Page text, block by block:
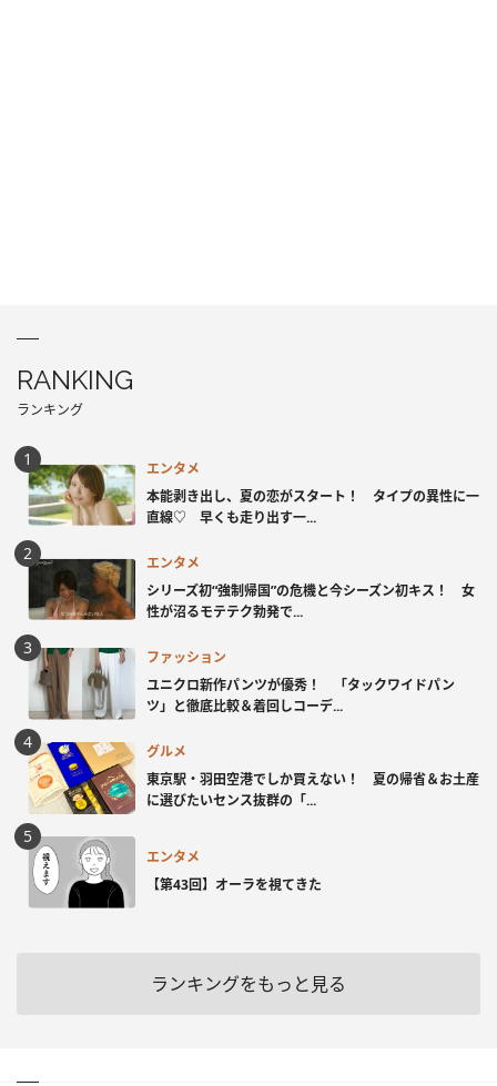
RANKING
ランキング
エンタメ
本能剥き出し、夏の恋がスタート！ タイプの異性に一
直線♡ 早くも走り出す一...
エンタメ
シリーズ初“強制帰国”の危機と今シーズン初キス！ 女
性が沼るモテテク勃発で...
ファッション
ユニクロ新作パンツが優秀！ 「タックワイドパン
ツ」と徹底比較＆着回しコーデ...
グルメ
東京駅・羽田空港でしか買えない！ 夏の帰省＆お土産
に選びたいセンス抜群の「...
エンタメ
【第43回】オーラを視てきた
ランキングをもっと見る